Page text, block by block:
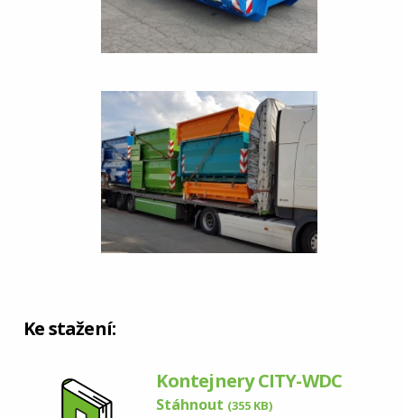
Ke stažení:
Kontejnery CITY-WDC
Stáhnout (355 KB)